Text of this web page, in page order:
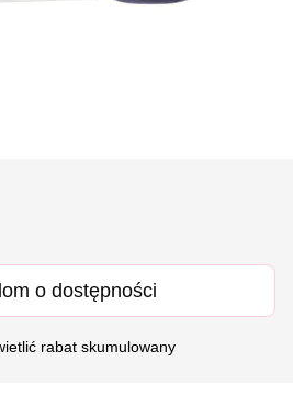
o dostępności
rabat skumulowany